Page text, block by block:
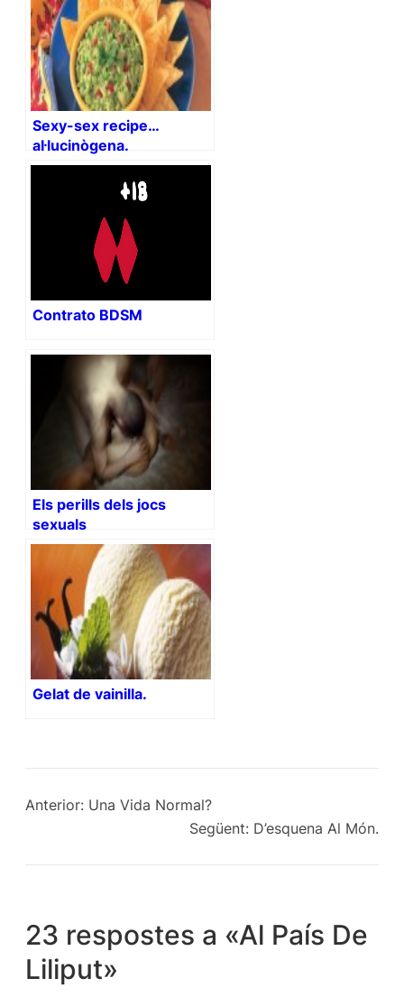
Sexy-sex recipe…
al·lucinògena.
Contrato BDSM
Els perills dels jocs
sexuals
Gelat de vainilla.
Anterior: Una Vida Normal?
Següent: D’esquena Al Món.
23 respostes a «Al País De
Liliput»